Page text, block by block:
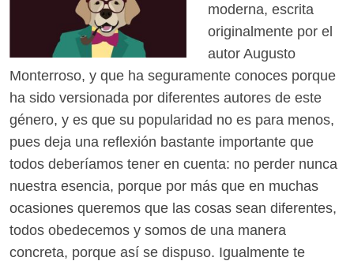
moderna, escrita
originalmente por el
autor Augusto
Monterroso, y que ha seguramente conoces porque
ha sido versionada por diferentes autores de este
género, y es que su popularidad no es para menos,
pues deja una reflexión bastante importante que
todos deberíamos tener en cuenta: no perder nunca
nuestra esencia, porque por más que en muchas
ocasiones queremos que las cosas sean diferentes,
todos obedecemos y somos de una manera
concreta, porque así se dispuso. Igualmente te